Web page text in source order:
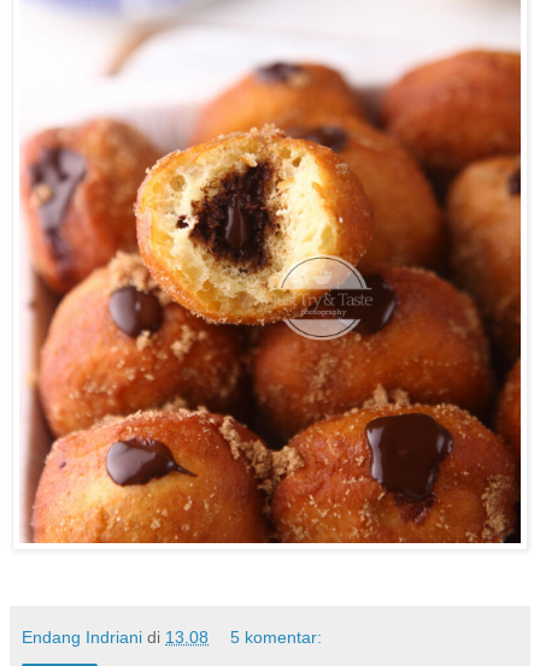
Endang Indriani di 13.08 5 komentar: